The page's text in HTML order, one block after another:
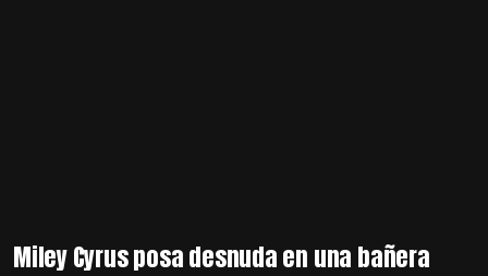
Miley Cyrus posa desnuda en una bañera